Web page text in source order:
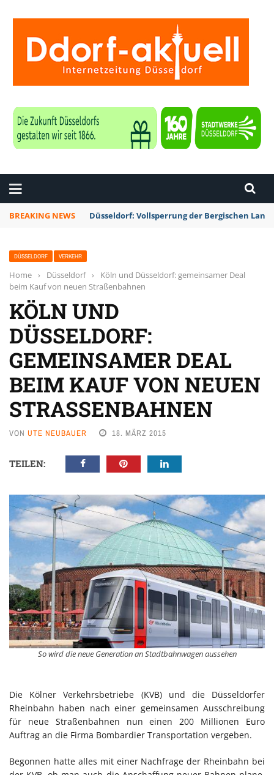
BREAKING NEWS Düsseldorf: Vollsperrung der Bergischen
DÜSSELDORF VERKEHR
Home › Düsseldorf ›
Köln und Düsseldorf: gemeinsamer Deal
beim Kauf von neuen Straßenbahnen
KÖLN UND
DÜSSELDORF:
GEMEINSAMER DEAL
BEIM KAUF VON NEUEN
STRASSENBAHNEN
VON UTE NEUBAUER 18. MÄRZ 2015
TEILEN:
So wird die neue Generation an Stadtbahnwagen aussehen
Die Kölner Verkehrsbetriebe (KVB) und die Düsseldorfer
Rheinbahn haben nach einer gemeinsamen Ausschreibung
für neue Straßenbahnen nun einen 200 Millionen Euro
Auftrag an die Firma Bombardier Transportation vergeben.
Begonnen hatte alles mit einer Nachfrage der Rheinbahn bei